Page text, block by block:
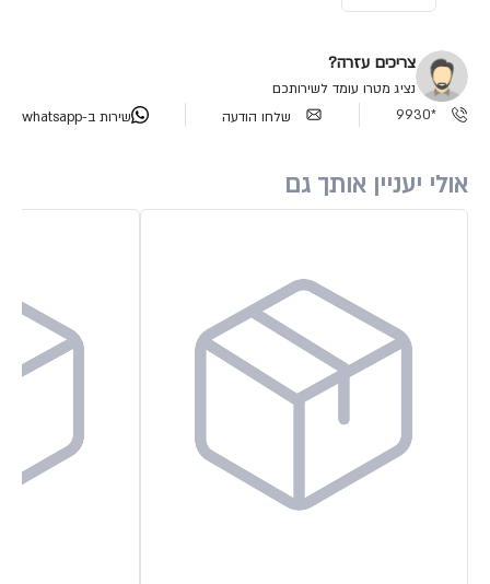
צריכים עזרה?
נציג מטרו עומד לשירותכם
*9930
שלחו הודעה שירות ב-whatsapp
אולי יעניין אותך גם